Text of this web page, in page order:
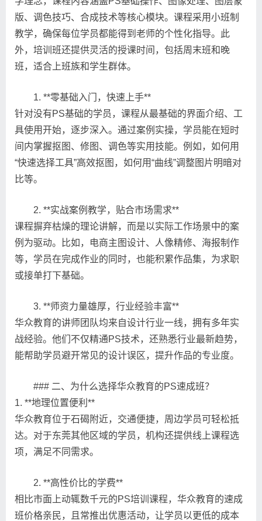
版、调色技巧、合成技术等核心模块。课程采用小班制
教学，确保每位学员都能得到老师的个性化指导。此
外，培训班还提供灵活的授课时间，包括周末班和晚
班，适合上班族和学生群体。
1. **零基础入门，快速上手**
针对没有PS基础的学员，课程从最基础的界面介绍、工
具使用开始，逐步深入。通过案例实操，学员能在短时
间内掌握抠图、修图、调色等实用技能。例如，如何用
“快速选择工具”高效抠图，如何用“曲线”调整图片明暗对
比等。
2. **实战案例教学，贴合市场需求**
课程摒弃枯燥的理论讲解，而是以实际工作场景中的案
例为驱动。比如，电商主图设计、人像精修、海报制作
等，学员在完成作业的同时，也能积累作品集，为求职
或接单打下基础。
3. **师资力量雄厚，行业经验丰富**
华众教育的讲师团队均来自设计行业一线，拥有多年实
战经验。他们不仅精通PS技术，还熟悉行业最新趋势，
能帮助学员避开常见的设计误区，提升作品的专业度。
### 二、为什么选择华众教育的PS速成班？
1. **地理位置便利**
华众教育位于石碣附近，交通便捷，周边学员可轻松抵
达。对于东莞其他区域的学员，机构还提供线上课程选
项，满足不同需求。
2. **高性价比的学费**
相比市面上动辄数千元的PS培训课程，华众教育的速成
班价格亲民，且常推出优惠活动，让学员以更低的成本